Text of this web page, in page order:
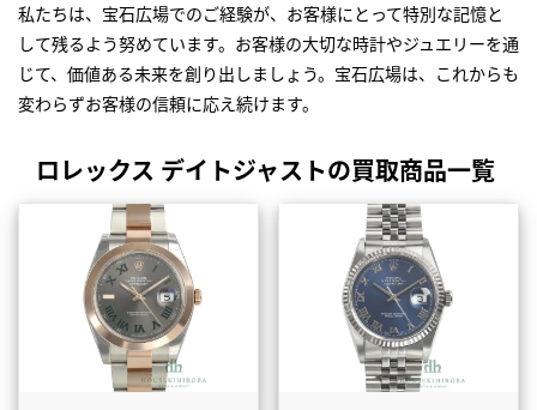
私たちは、宝石広場でのご経験が、お客様にとって特別な記憶と
して残るよう努めています。お客様の大切な時計やジュエリーを通
じて、価値ある未来を創り出しましょう。宝石広場は、これからも
変わらずお客様の信頼に応え続けます。
ロレックス デイトジャストの買取商品一覧